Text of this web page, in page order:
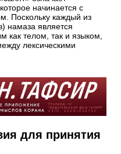
начинается с
Поскольку каждый из
намаза является
телом, так и языком,
лексическими
для принятия